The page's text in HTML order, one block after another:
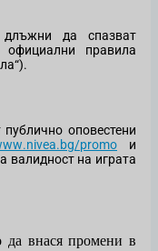
да спазват
официални правила
оповестени
.nivea.bg/promo
и
валидност на играта
да внася промени в